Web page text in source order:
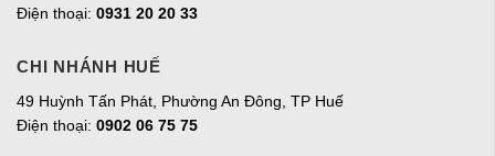
Điện thoại: 0931 20 20 33
CHI NHÁNH HUẾ
49 Huỳnh Tấn Phát, Phường An Đông, TP Huế
Điện thoại: 0902 06 75 75